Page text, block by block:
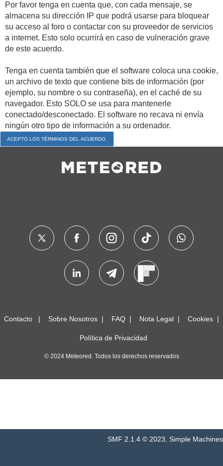
Por favor tenga en cuenta que, con cada mensaje, se
almacena su dirección IP que podrá usarse para bloquear
su acceso al foro o contactar con su proveedor de servicios
a internet. Esto solo ocurrirá en caso de vulneración grave
de este acuerdo.
Tenga en cuenta también que el software coloca una cookie,
un archivo de texto que contiene bits de información (por
ejemplo, su nombre o su contraseña), en el caché de su
navegador. Esto SOLO se usa para mantenerle
conectado/desconectado. El software no recava ni envía
ningún otro tipo de información a su ordenador.
Contacto Sobre Nosotros FAQ Nota Legal Cookies
Política de Privacidad
© 2024 Meteored. Todos los derechos reservados
SMF 2.1.4 © 2023 Simple Machines